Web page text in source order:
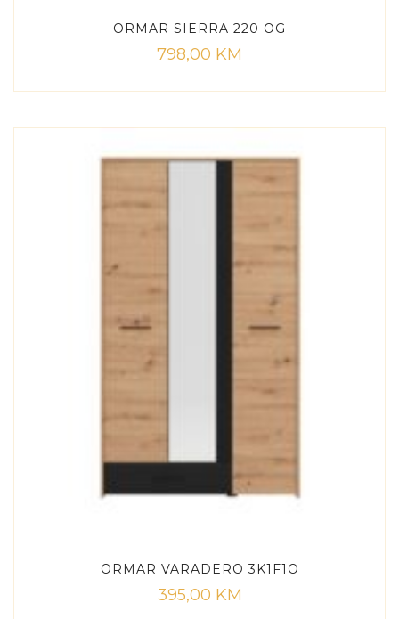
ORMAR SIERRA 220 OG
798,00 KM
ORMAR VARADERO 3K1F1O
395,00 KM